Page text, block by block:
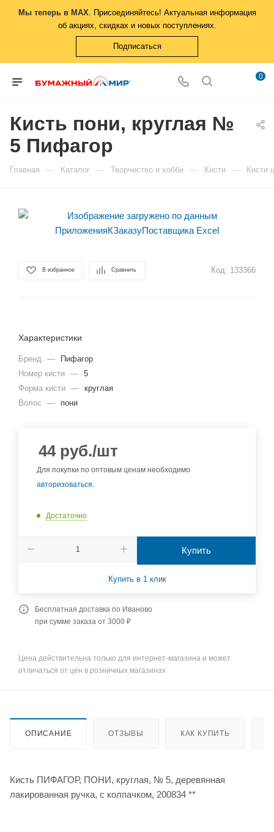
Мы теперь в MAX. Присоединяйтесь! Актуальная информация
об акциях, скидках и новых поступлениях.
Подписаться
0
Кисть пони, круглая №
5 Пифагор
Главная — Каталог — Творчество и хобби — Кисти — Кисти
В избранное Сравнить Код: 133366
Характеристики
Бренд —
Пифагор
Номер кисти — 5
Форма кисти — круглая
Волос
— пони
44руб./шт
Для покупки по оптовым ценам необходимо
авторизоваться.
Достаточно
Купить
Купить в 1 клик
Бесплатная доставка по Иваново
при сумме заказа от 3000 ₽
Цена действительна только для интернет-магазина и может
отличаться от цен в розничных магазинах
ОПИСАНИЕ ОТЗЫВЫ КАК КУПИТЬ
Кисть ПИФАГОР, ПОНИ, круглая, № 5, деревянная
лакированная ручка, с колпачком, 200834 **